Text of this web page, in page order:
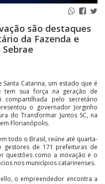
são destaques
da Fazenda e
Catarina, um estado que é
tem sua força na geração de
pelo secretário
o governador Jorginho
do Transformar Juntos SC, na
Florianópolis.
todo o Brasil, reúne até quarta-
gestores de 171 prefeituras de
questões como a inovação e o
nos municípios catarinenses.
o empreendedor encontra a